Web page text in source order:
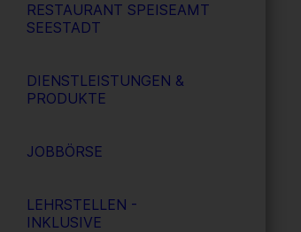
RESTAURANT SPEISEAMT
SEESTADT
DIENSTLEISTUNGEN &
PRODUKTE
JOBBÖRSE
LEHRSTELLEN -
INKLUSIVE